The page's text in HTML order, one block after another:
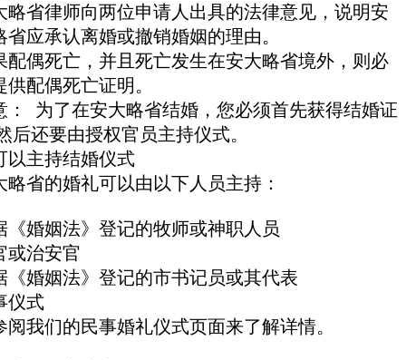
略省律师向两位申请人出具的法律意见，说明安
省应承认离婚或撤销婚姻的理由。
配偶死亡，并且死亡发生在安大略省境外，则必
供配偶死亡证明。
： 为了在安大略省结婚，您必须首先获得结婚证
后还要由授权官员主持仪式。
以主持结婚仪式
略省的婚礼可以由以下人员主持：
《婚姻法》登记的牧师或神职人员
或治安官
《婚姻法》登记的市书记员或其代表
仪式
阅我们的民事婚礼仪式页面来了解详情。